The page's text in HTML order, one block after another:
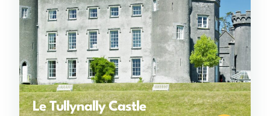
Le Tullynally Castle